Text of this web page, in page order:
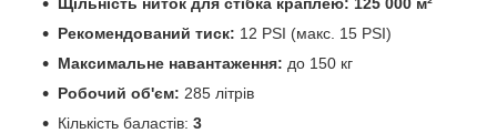
Рекомендований тиск: 12 PSI (макс. 15 PSI)
Максимальне навантаження: до 150 кг
Робочий об'єм: 285 літрів
Кількість баластів: 3